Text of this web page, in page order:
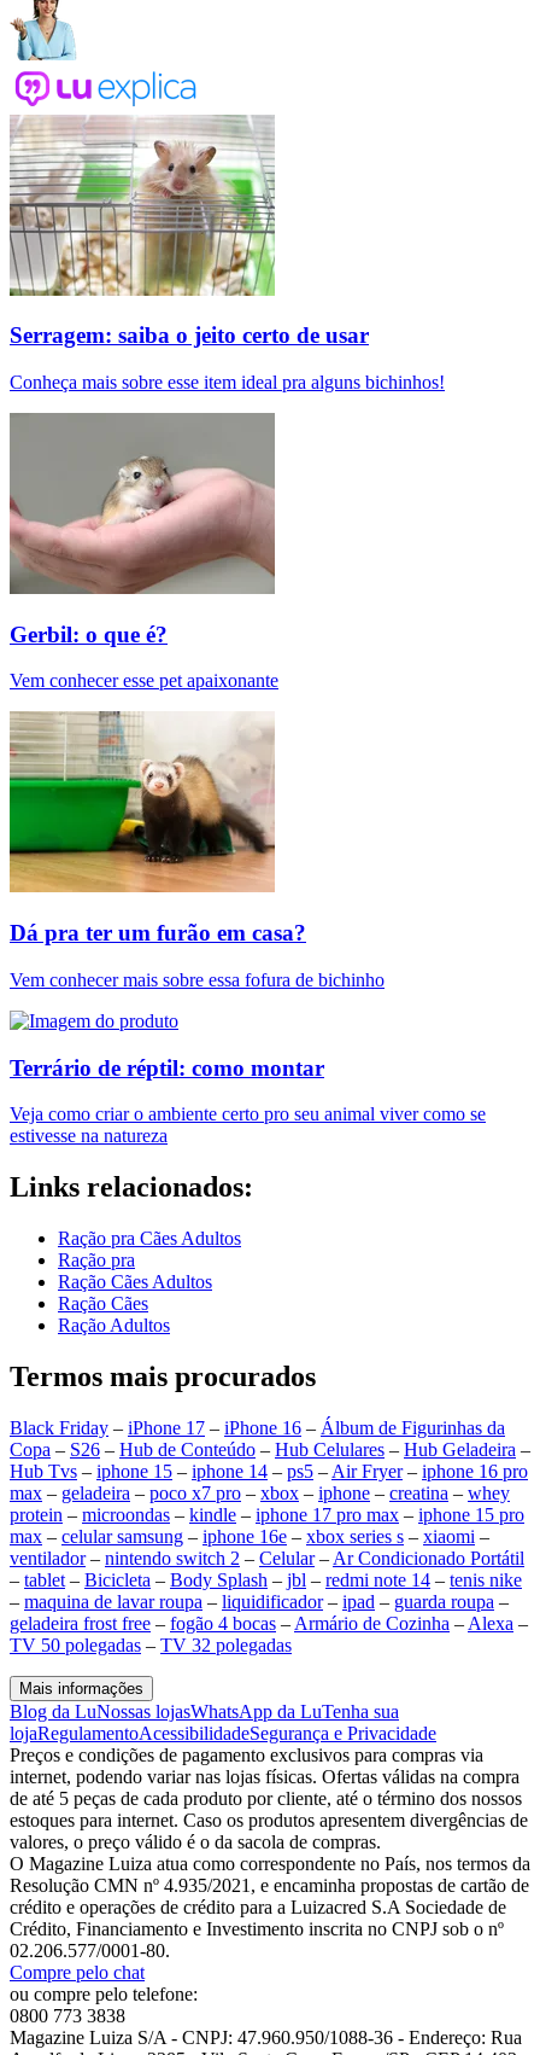
Serragem: saiba o jeito certo de usar
Conheça mais sobre esse item ideal pra alguns bichinhos!
Gerbil: o que é?
Vem conhecer esse pet apaixonante
Dá pra ter um furão em casa?
Vem conhecer mais sobre essa fofura de bichinho
Terrário de réptil: como montar
Veja como criar o ambiente certo pro seu animal viver como se
estivesse na natureza
Links relacionados:
Ração pra Cães Adultos
Ração pra
Ração Cães Adultos
Ração Cães
Ração Adultos
Termos mais procurados
Black Friday – iPhone 17 – iPhone 16 – Álbum de Figurinhas da
Copa – S26 – Hub de Conteúdo – Hub Celulares – Hub Geladeira –
Hub Tvs – iphone 15 – iphone 14 – ps5 – Air Fryer– iphone 16 pro
max – geladeira – poco x7 pro – xbox – iphone – creatina – whey
protein – microondas – kindle – iphone 17 pro max – iphone 15 pro
max – celular samsung – iphone 16e – xbox series s – xiaomi –
ventilador– nintendo switch 2 – Celular– Ar Condicionado Portátil
– tablet – Bicicleta – Body Splash – jbl – redmi note 14 – tenis nike
– maquina de lavar roupa – liquidificador– ipad – guarda roupa –
geladeira frost free – fogão 4 bocas – Armário de Cozinha – Alexa –
TV 50 polegadas – TV 32 polegadas
Mais informações
Blog da LuNossas lojasWhatsApp da LuTenha sua
lojaRegulamentoAcessibilidadeSegurança e Privacidade
Preços e condições de pagamento exclusivos para compras via
internet, podendo variar nas lojas físicas. Ofertas válidas na compra
de até 5 peças de cada produto por cliente, até o término dos nossos
estoques para internet. Caso os produtos apresentem divergências de
valores, o preço válido é o da sacola de compras.
O Magazine Luiza atua como correspondente no País, nos termos da
Resolução CMN nº 4.935/2021, e encaminha propostas de cartão de
crédito e operações de crédito para a Luizacred S.A Sociedade de
Crédito, Financiamento e Investimento inscrita no CNPJ sob o nº
02.206.577/0001-80.
Compre pelo chat
ou compre pelo telefone:
0800 773 3838
Magazine Luiza S/A - CNPJ: 47.960.950/1088-36 - Endereço: Rua